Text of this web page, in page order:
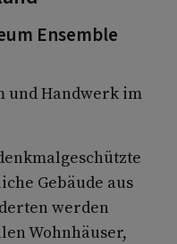
Ensemble
und Handwerk im
Gebäude aus
werden
Wohnhäuser,